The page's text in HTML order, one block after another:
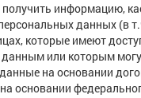
получить информацию,
данных (в
которые имеют
или которым
на основании
основании